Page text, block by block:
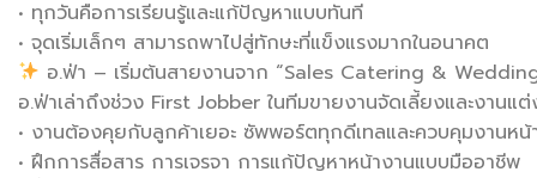
• ทุกวันคือการเรียนรู้และแก้ปัญหาแบบทันที
• จุดเริ่มเล็กๆ สามารถพาไปสู่ทักษะที่แข็งแรงมากในอนาคต
อ.ฟ่า – เริ่มต้นสายงานจาก “Sales Catering &
อ.ฟ่าเล่าถึงช่วง First Jobber ในทีมขายงานจัดเลี้ยงและงานแ
• งานต้องคุยกับลูกค้าเยอะ ซัพพอร์ตทุกดีเทลและควบคุมงานหน้
• ฝึกการสื่อสาร การเจรจา การแก้ปัญหาหน้างานแบบมืออาชีพ